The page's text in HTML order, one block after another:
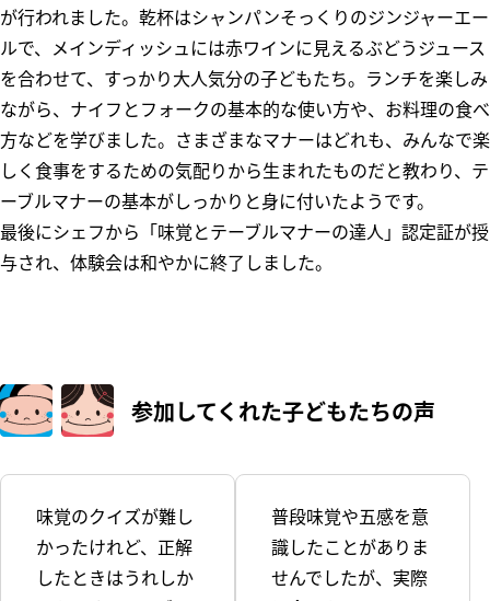
が行われました。乾杯はシャンパンそっくりのジンジャーエー
ルで、メインディッシュには赤ワインに見えるぶどうジュース
を合わせて、すっかり大人気分の子どもたち。ランチを楽しみ
ながら、ナイフとフォークの基本的な使い方や、お料理の食べ
方などを学びました。さまざまなマナーはどれも、みんなで楽
しく食事をするための気配りから生まれたものだと教わり、テ
ーブルマナーの基本がしっかりと身に付いたようです。
最後にシェフから「味覚とテーブルマナーの達人」認定証が授
与され、体験会は和やかに終了しました。
参加してくれた子どもたちの声
味覚のクイズが難し
かったけれど、正解
したときはうれしか
普段味覚や五感を意
識したことがありま
せんでしたが、実際